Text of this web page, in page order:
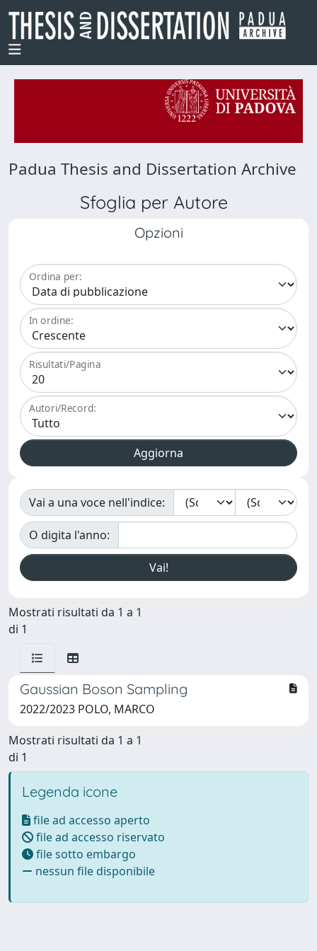
Padua Thesis and Dissertation Archive
Sfoglia per Autore
Opzioni
Ordina per:
In ordine:
Risultati/Pagina
Autori/Record:
Vai a una voce nell'indice:
O digita l'anno:
Mostrati risultati da 1 a 1
di 1
Gaussian Boson Sampling
2022/2023 POLO, MARCO
Mostrati risultati da 1 a 1
di 1
Legenda icone
file ad accesso aperto
file ad accesso riservato
file sotto embargo
nessun file disponibile